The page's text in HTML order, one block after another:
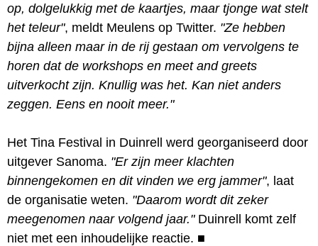
op, dolgelukkig met de kaartjes, maar tjonge wat stelt
het teleur", meldt Meulens op Twitter. "Ze hebben
bijna alleen maar in de rij gestaan om vervolgens te
horen dat de workshops en meet and greets
uitverkocht zijn. Knullig was het. Kan niet anders
zeggen. Eens en nooit meer."
Het Tina Festival in Duinrell werd georganiseerd door
uitgever Sanoma. "Er zijn meer klachten
binnengekomen en dit vinden we erg jammer", laat
de organisatie weten. "Daarom wordt dit zeker
meegenomen naar volgend jaar."Duinrell komt zelf
niet met een inhoudelijke reactie. ■